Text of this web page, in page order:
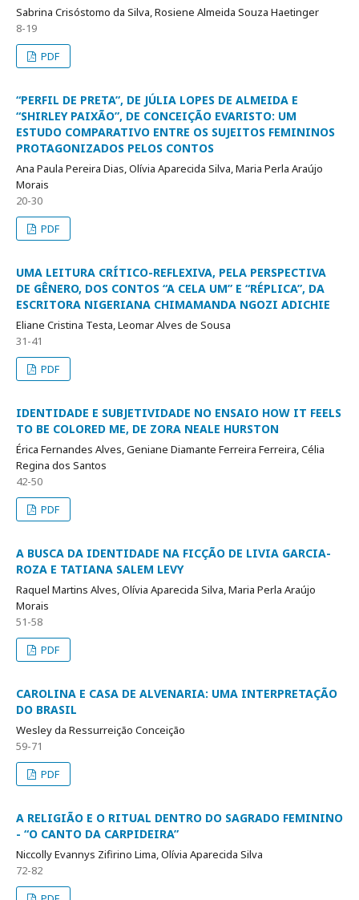
Sabrina Crisóstomo da Silva, Rosiene Almeida Souza Haetinger
8-19
PDF
“PERFIL DE PRETA”, DE JÚLIA LOPES DE ALMEIDA E
“SHIRLEY PAIXÃO”, DE CONCEIÇÃO EVARISTO: UM
ESTUDO COMPARATIVO ENTRE OS SUJEITOS FEMININOS
PROTAGONIZADOS PELOS CONTOS
Ana Paula Pereira Dias, Olívia Aparecida Silva, Maria Perla Araújo
Morais
20-30
PDF
UMA LEITURA CRÍTICO-REFLEXIVA, PELA PERSPECTIVA
DE GÊNERO, DOS CONTOS “A CELA UM” E “RÉPLICA”, DA
ESCRITORA NIGERIANA CHIMAMANDA NGOZI ADICHIE
Eliane Cristina Testa, Leomar Alves de Sousa
31-41
PDF
IDENTIDADE E SUBJETIVIDADE NO ENSAIO HOW IT FEELS
TO BE COLORED ME, DE ZORA NEALE HURSTON
Érica Fernandes Alves, Geniane Diamante Ferreira Ferreira, Célia
Regina dos Santos
42-50
PDF
A BUSCA DA IDENTIDADE NA FICÇÃO DE LIVIA GARCIA-
ROZA E TATIANA SALEM LEVY
Raquel Martins Alves, Olívia Aparecida Silva, Maria Perla Araújo
Morais
51-58
PDF
CAROLINA E CASA DE ALVENARIA: UMA INTERPRETAÇÃO
DO BRASIL
Wesley da Ressurreição Conceição
59-71
PDF
A RELIGIÃO E O RITUAL DENTRO DO SAGRADO FEMININO
- “O CANTO DA CARPIDEIRA”
Niccolly Evannys Zifirino Lima, Olívia Aparecida Silva
72-82